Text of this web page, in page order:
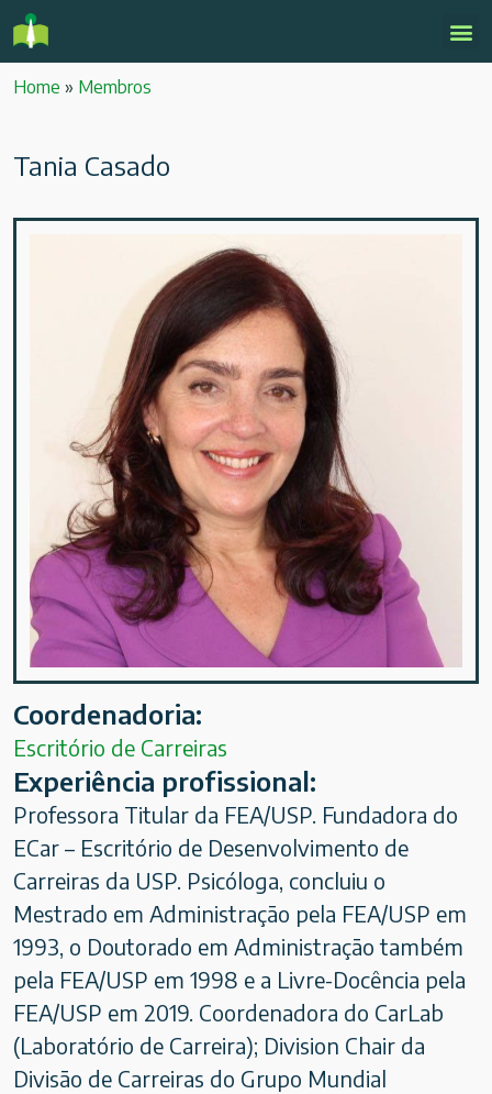
Home » Membros
Tania Casado
Coordenadoria:
Escritório de Carreiras
Experiência profissional:
Professora Titular da FEA/USP. Fundadora do
ECar – Escritório de Desenvolvimento de
Carreiras da USP. Psicóloga, concluiu o
Mestrado em Administração pela FEA/USP em
1993, o Doutorado em Administração também
pela FEA/USP em 1998 e a Livre-Docência pela
FEA/USP em 2019. Coordenadora do CarLab
(Laboratório de Carreira); Division Chair da
Divisão de Carreiras do Grupo Mundial